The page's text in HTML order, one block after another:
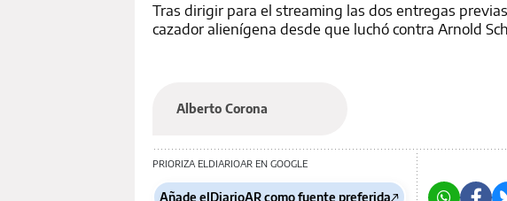
Tras dirigir para el streaming las dos entregas
cazador alienígena desde que luchó contra Arnold
Alberto Corona
PRIORIZA ELDIARIOAR EN GOOGLE
Añade elDiarioAR como fuente preferida